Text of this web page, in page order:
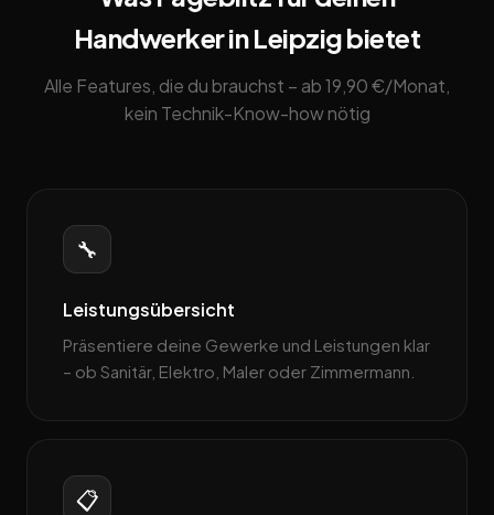
Handwerker in Leipzig bietet
Alle Features, die du brauchst – ab 19,90 €/Monat,
kein Technik-Know-how nötig
🔧
Leistungsübersicht
Präsentiere deine Gewerke und Leistungen klar
– ob Sanitär, Elektro, Maler oder Zimmermann.
📋